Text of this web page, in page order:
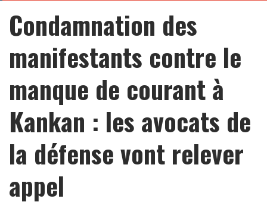
Condamnation des
manifestants contre le
manque de courant à
Kankan : les avocats de
la défense vont relever
appel